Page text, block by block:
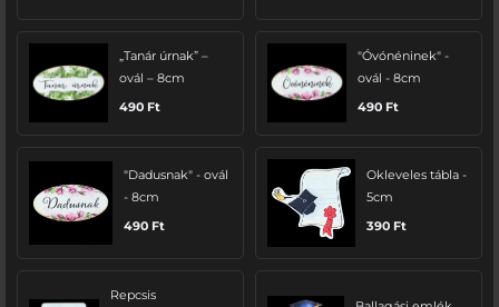
„Tanár úrnak” –
ovál – 8cm
490 Ft
"Óvónéninek" -
ovál - 8cm
490 Ft
"Dadusnak" - ovál
- 8cm
490 Ft
Okleveles tábla -
5cm
390 Ft
Repcsis